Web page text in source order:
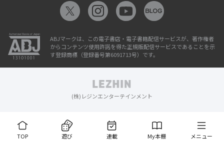
TOP 遊び 連載 My本棚 メニュー
ABJマークは、この電子書店・電子書籍配信サービスが、著作権者
からコンテンツ使用許諾を得た正規版配信サービスであることを示
す登録商標（登録番号第6091713号）です。
(株)レジンエンターテインメント